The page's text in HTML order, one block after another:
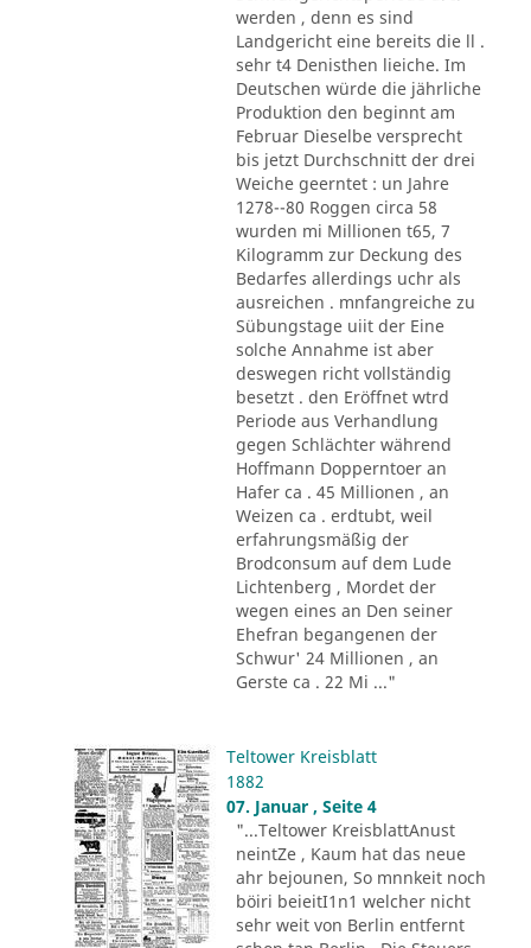
werden , denn es sind
Landgericht eine bereits die ll .
sehr t4 Denisthen lieiche. Im
Deutschen würde die jährliche
Produktion den beginnt am
Februar Dieselbe versprecht
bis jetzt Durchschnitt der drei
Weiche geerntet : un Jahre
1278--80 Roggen circa 58
wurden mi Millionen t65, 7
Kilogramm zur Deckung des
Bedarfes allerdings uchr als
ausreichen . mnfangreiche zu
Sübungstage uiit der Eine
solche Annahme ist aber
deswegen richt vollständig
besetzt . den Eröffnet wtrd
Periode aus Verhandlung
gegen Schlächter während
Hoffmann Dopperntoer an
Hafer ca . 45 Millionen , an
Weizen ca . erdtubt, weil
erfahrungsmäßig der
Brodconsum auf dem Lude
Lichtenberg , Mordet der
wegen eines an Den seiner
Ehefran begangenen der
Schwur' 24 Millionen , an
Gerste ca . 22 Mi ..."
Teltower Kreisblatt
1882
07. Januar , Seite 4
"...Teltower KreisblattAnust
neintZe , Kaum hat das neue
ahr bejounen, So mnnkeit noch
böiri beieitI1n1 welcher nicht
sehr weit von Berlin entfernt